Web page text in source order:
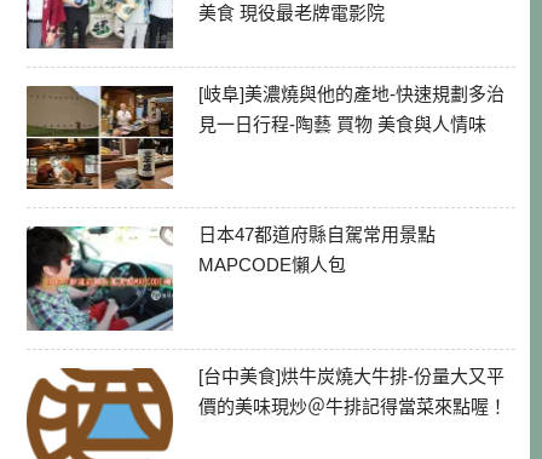
美食 現役最老牌電影院
[岐阜]美濃燒與他的產地-快速規劃多治
見一日行程-陶藝 買物 美食與人情味
日本47都道府縣自駕常用景點
MAPCODE懶人包
[台中美食]烘牛炭燒大牛排-份量大又平
價的美味現炒＠牛排記得當菜來點喔！